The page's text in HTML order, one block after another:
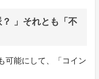
」それとも「不
可能にして、「コイン